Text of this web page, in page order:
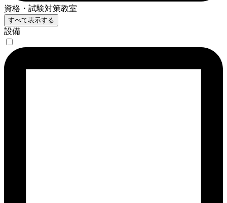
資格・試験対策教室
すべて表示する
設備